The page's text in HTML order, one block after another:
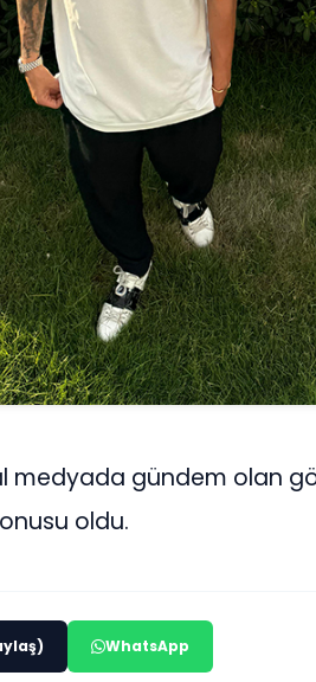
medyada gündem olan
oldu.
WhatsApp